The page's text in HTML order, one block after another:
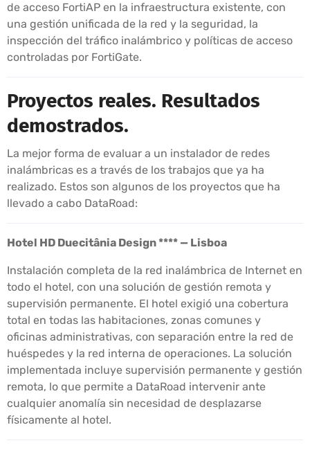
de acceso FortiAP en la infraestructura existente, con
una gestión unificada de la red y la seguridad, la
inspección del tráfico inalámbrico y políticas de acceso
controladas por FortiGate.
Proyectos reales. Resultados
demostrados.
La mejor forma de evaluar a un instalador de redes
inalámbricas es a través de los trabajos que ya ha
realizado. Estos son algunos de los proyectos que ha
llevado a cabo DataRoad:
Hotel HD Duecitânia Design **** — Lisboa
Instalación completa de la red inalámbrica de Internet en
todo el hotel, con una solución de gestión remota y
supervisión permanente. El hotel exigió una cobertura
total en todas las habitaciones, zonas comunes y
oficinas administrativas, con separación entre la red de
huéspedes y la red interna de operaciones. La solución
implementada incluye supervisión permanente y gestión
remota, lo que permite a DataRoad intervenir ante
cualquier anomalía sin necesidad de desplazarse
físicamente al hotel.